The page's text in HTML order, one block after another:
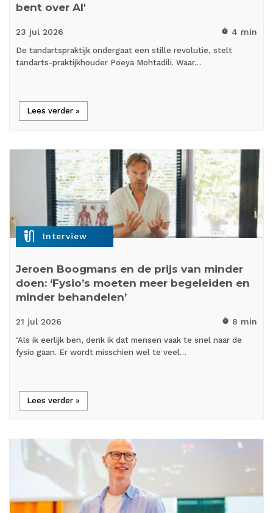
bent over AI'
23 jul 2026 timer 4 min
De tandartspraktijk ondergaat een stille revolutie, stelt
tandarts-praktijkhouder Poeya Mohtadili. Waar…
Lees verder »
mic_external_on Interview
Jeroen Boogmans en de prijs van minder
doen: ‘Fysio’s moeten meer begeleiden en
minder behandelen’
21 jul 2026 timer 8 min
‘Als ik eerlijk ben, denk ik dat mensen vaak te snel naar de
fysio gaan. Er wordt misschien wel te veel…
Lees verder »